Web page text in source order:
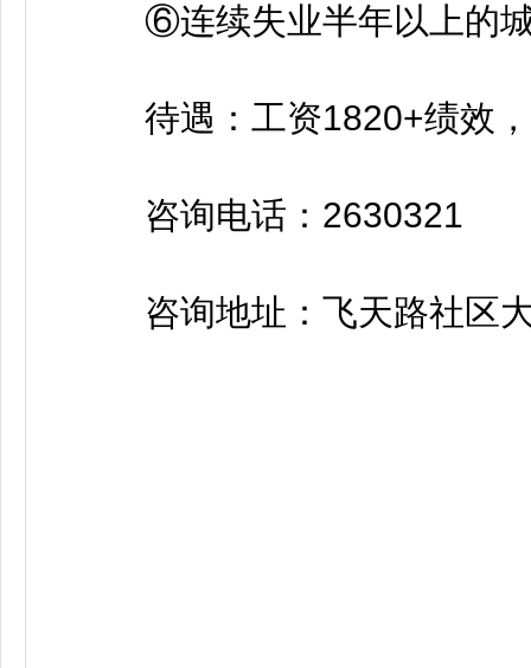
⑥连续失业半年以上的城
待遇：工资1820+绩效，
咨询电话：2630321
咨询地址：飞天路社区